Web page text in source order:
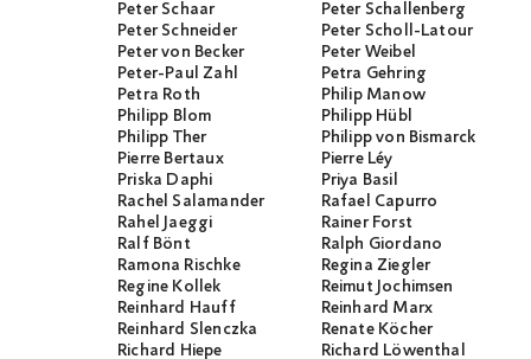
Peter Schaar
Peter Schallenberg
Peter Schneider
Peter Scholl-Latour
Peter von Becker
Peter Weibel
Peter-Paul Zahl
Petra Gehring
Petra Roth
Philip Manow
Philipp Blom
Philipp Hübl
Philipp Ther
Philipp von Bismarck
Pierre Bertaux
Pierre Léy
Priska Daphi
Priya Basil
Rachel Salamander
Rafael Capurro
Rahel Jaeggi
Rainer Forst
Ralf Bönt
Ralph Giordano
Ramona Rischke
Regina Ziegler
Regine Kollek
Reimut Jochimsen
Reinhard Hauff
Reinhard Marx
Reinhard Slenczka
Renate Köcher
Richard Hiepe
Richard Löwenthal